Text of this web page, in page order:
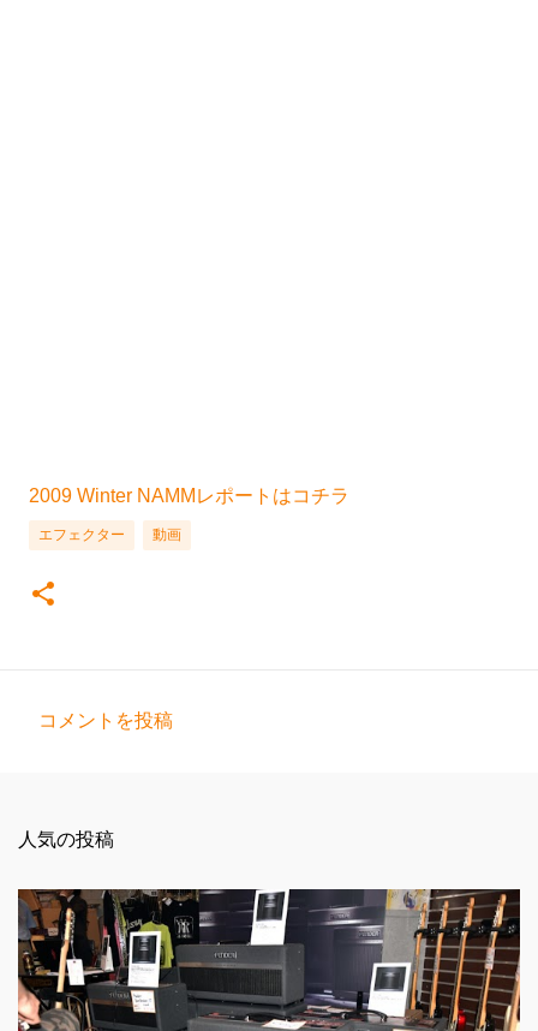
2009 Winter NAMMレポートはコチラ
エフェクター 動画
ト
コメントを投稿
人気の投稿